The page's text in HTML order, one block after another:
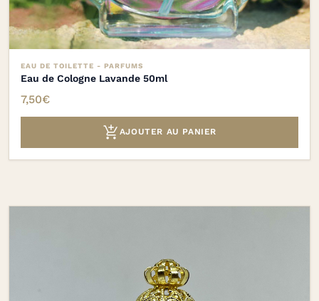
EAU DE TOILETTE - PARFUMS
Eau de Cologne Lavande 50ml
7,50€
 AJOUTER AU PANIER